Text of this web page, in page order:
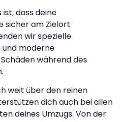
ist, dass deine
sicher am Zielort
wir spezielle
moderne
während des
weit über den reinen
dich auch bei allen
deines Umzugs. Von der